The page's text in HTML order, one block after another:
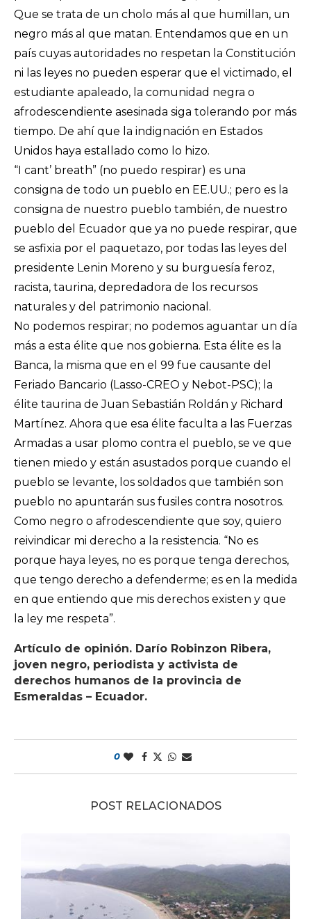
Que se trata de un cholo más al que humillan, un
negro más al que matan. Entendamos que en un
país cuyas autoridades no respetan la Constitución
ni las leyes no pueden esperar que el victimado, el
estudiante apaleado, la comunidad negra o
afrodescendiente asesinada siga tolerando por más
tiempo. De ahí que la indignación en Estados
Unidos haya estallado como lo hizo.
“I cant’ breath” (no puedo respirar) es una
consigna de todo un pueblo en EE.UU.; pero es la
consigna de nuestro pueblo también, de nuestro
pueblo del Ecuador que ya no puede respirar, que
se asfixia por el paquetazo, por todas las leyes del
presidente Lenin Moreno y su burguesía feroz,
racista, taurina, depredadora de los recursos
naturales y del patrimonio nacional.
No podemos respirar; no podemos aguantar un día
más a esta élite que nos gobierna. Esta élite es la
Banca, la misma que en el 99 fue causante del
Feriado Bancario (Lasso-CREO y Nebot-PSC); la
élite taurina de Juan Sebastián Roldán y Richard
Martínez. Ahora que esa élite faculta a las Fuerzas
Armadas a usar plomo contra el pueblo, se ve que
tienen miedo y están asustados porque cuando el
pueblo se levante, los soldados que también son
pueblo no apuntarán sus fusiles contra nosotros.
Como negro o afrodescendiente que soy, quiero
reivindicar mi derecho a la resistencia. “No es
porque haya leyes, no es porque tenga derechos,
que tengo derecho a defenderme; es en la medida
en que entiendo que mis derechos existen y que
la ley me respeta”.
Artículo de opinión. Darío Robinzon Ribera,
joven negro, periodista y activista de
derechos humanos de la provincia de
Esmeraldas – Ecuador.
0
POST RELACIONADOS